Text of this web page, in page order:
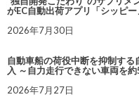
がEC自動出荷アプリ「シッピ
2026年7月30日
自動車船の荷役中断を抑制す
入 ～自力走行できない車両を
2026年7月27日